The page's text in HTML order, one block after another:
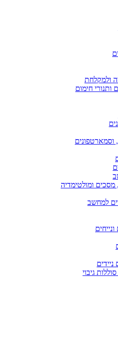
ולמקלחת
ותנורי חימום
וסמארטפונים
ומולטימדיה
למחשב
ניידים
גיבוי